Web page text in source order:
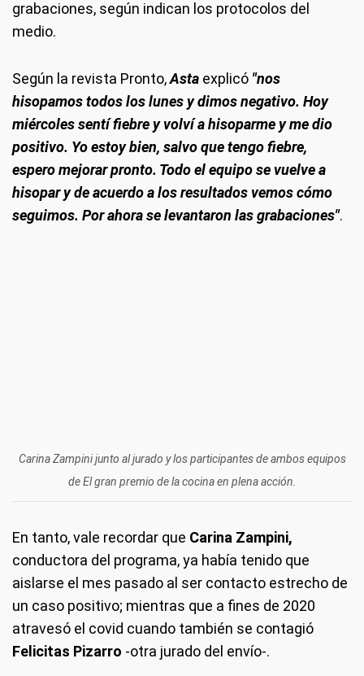
grabaciones, según indican los protocolos del
medio.
Según la revista Pronto,Asta explicó "nos
hisopamos todos los lunes y dimos negativo. Hoy
miércoles sentí fiebre y volví a hisoparme y me dio
positivo. Yo estoy bien, salvo que tengo fiebre,
espero mejorar pronto. Todo el equipo se vuelve a
hisopar y de acuerdo a los resultados vemos cómo
seguimos. Por ahora se levantaron las grabaciones".
Carina Zampini junto al jurado y los participantes de ambos equipos
de El gran premio de la cocina en plena acción.
En tanto, vale recordar que Carina Zampini,
conductora del programa, ya había tenido que
aislarse el mes pasado al ser contacto estrecho de
un caso positivo; mientras que a fines de 2020
atravesó el covid cuando también se contagió
Felicitas Pizarro -otra jurado del envío-.